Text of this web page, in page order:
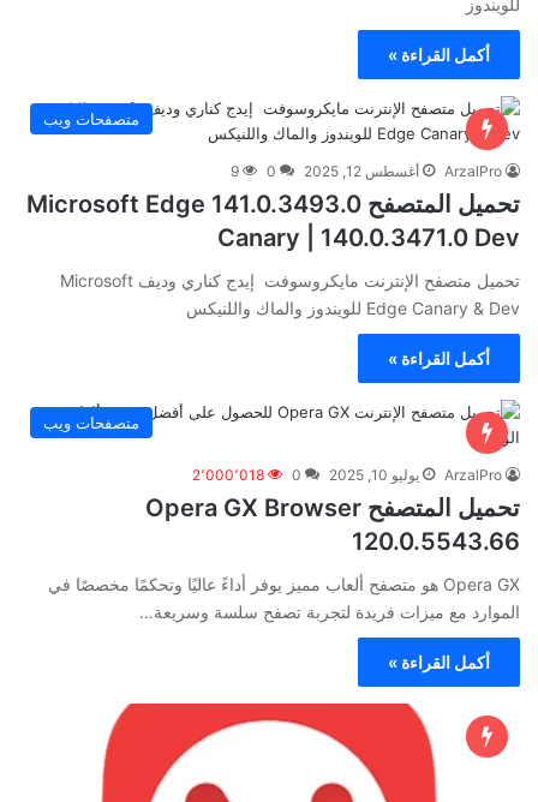
للويندوز
أكمل القراءة »
متصفحات ويب
ArzalPro أغسطس 12, 2025 0
9
تحميل المتصفح Microsoft Edge 141.0.3493.0
Canary | 140.0.3471.0 Dev
تحميل متصفح الإنترنت مايكروسوفت إيدج كناري وديف Microsoft
Edge Canary & Dev للويندوز والماك واللنيكس
أكمل القراءة »
متصفحات ويب
ArzalPro يوليو 10, 2025 0 2٬000٬018
تحميل المتصفح Opera GX Browser
120.0.5543.66
Opera GX هو متصفح ألعاب مميز يوفر أداءً عاليًا وتحكمًا مخصصًا في
الموارد مع ميزات فريدة لتجربة تصفح سلسة وسريعة…
أكمل القراءة »